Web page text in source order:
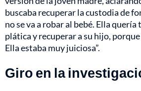
buscaba recuperar la custodia de
no se va a robar al bebé. Ella
plática y recuperar a su hijo, porque
Ella estaba muy juiciosa”.
Giro en la